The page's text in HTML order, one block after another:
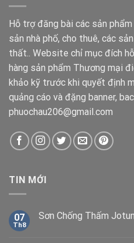
Hỗ trợ đăng bài các sản
sản nhà phố, cho thuê, các
thất.. Website chỉ mục đích
hàng sản phẩm Thương mại
khảo kỹ trước khi quyết định
quảng cáo và đặng banner,
phuochau206@gmail.com
TIN MỚI
07
Th8
Sơn Chống Thấm